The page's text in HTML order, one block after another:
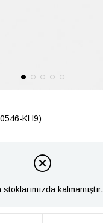
KH9)
kalmamıştır.